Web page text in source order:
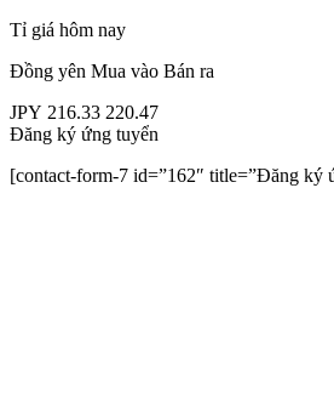
Tỉ giá hôm nay
Đồng yên Mua vào Bán ra
JPY 216.33 220.47
Đăng ký ứng tuyển
[contact-form-7 id=”162″ title=”Đăng ký